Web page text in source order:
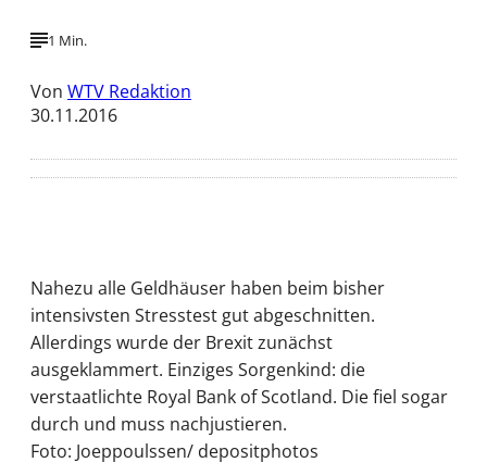
1 Min.
Von WTV Redaktion
30.11.2016
Nahezu alle Geldhäuser haben beim bisher
intensivsten Stresstest gut abgeschnitten.
Allerdings wurde der Brexit zunächst
ausgeklammert. Einziges Sorgenkind: die
verstaatlichte Royal Bank of Scotland. Die fiel sogar
durch und muss nachjustieren.
Foto: Joeppoulssen/ depositphotos